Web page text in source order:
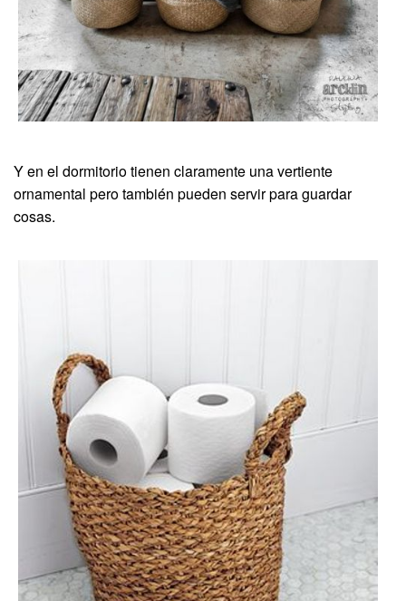
Y en el dormitorio tienen claramente una vertiente
ornamental pero también pueden servir para guardar
cosas.